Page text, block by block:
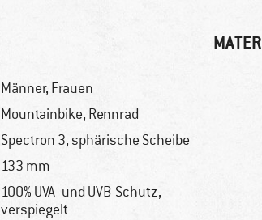
Männer, Frauen
Mountainbike, Rennrad
Spectron 3, sphärische Scheibe
133 mm
100% UVA- und UVB-Schutz,
verspiegelt